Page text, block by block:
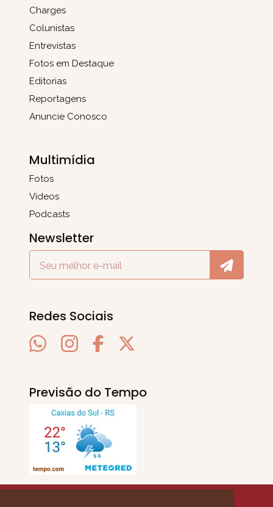
Charges
Colunistas
Entrevistas
Fotos em Destaque
Editorias
Reportagens
Anuncie Conosco
Multimídia
Fotos
Vídeos
Podcasts
Newsletter
Redes Sociais
Previsão do Tempo